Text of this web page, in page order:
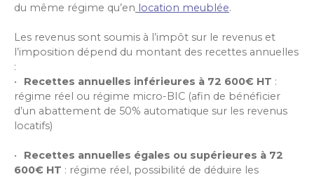
du même régime qu’en location meublée.
Les revenus sont soumis à l’impôt sur le revenus et
l’imposition dépend du montant des recettes annuelles
:
Recettes annuelles inférieures à 72 600€ HT :
régime réel ou régime micro-BIC (afin de bénéficier
d’un abattement de 50% automatique sur les revenus
locatifs)
Recettes annuelles égales ou supérieures à 72
600€ HT : régime réel, possibilité de déduire les